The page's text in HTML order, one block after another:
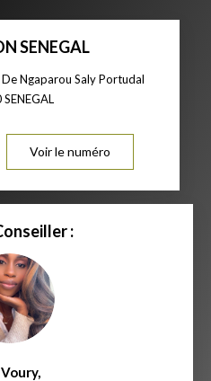
SENEGAL
Ngaparou Saly Portudal
SENEGAL
Voir le numéro
:
,